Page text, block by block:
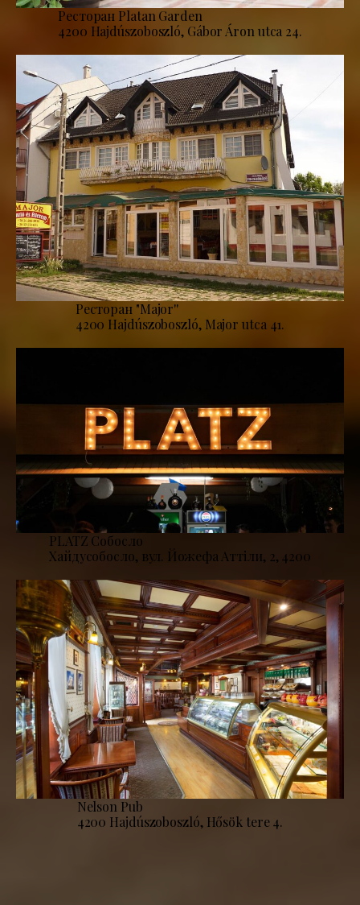
Ресторан Platan Garden
4200 Hajdúszoboszló, Gábor Áron utca 24.
Ресторан "Major''
4200 Hajdúszoboszló, Major utca 41.
PLATZ Собосло
Хайдусобосло, вул. Йожефа Аттіли, 2, 4200
Nelson Pub
4200 Hajdúszoboszló, Hősök tere 4.